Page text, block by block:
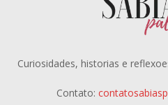
Curiosidades, historias e
Contato: